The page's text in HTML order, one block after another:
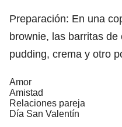
Preparación: En una
brownie, las barritas
pudding, crema y otro
Amor
Amistad
Relaciones pareja
Día San Valentín